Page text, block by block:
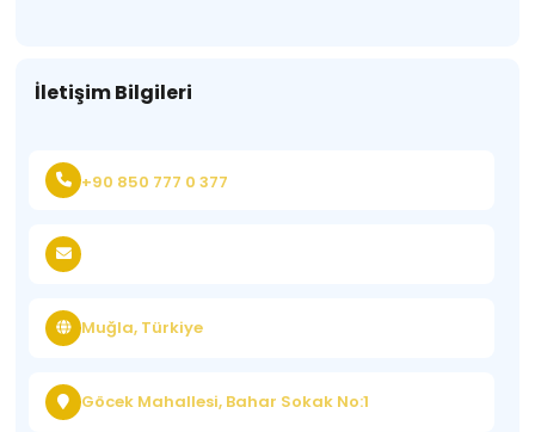
İletişim Bilgileri
+90 850 777 0 377
Muğla, Türkiye
Göcek Mahallesi, Bahar Sokak No:1